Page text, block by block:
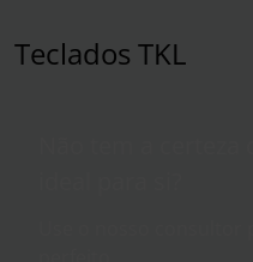
Teclados TKL